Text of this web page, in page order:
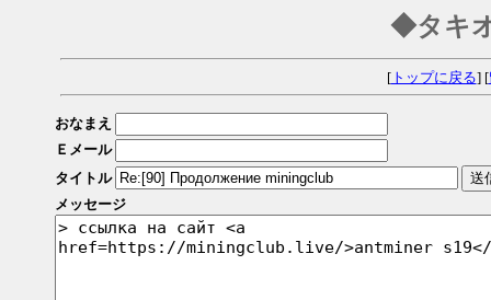
◆タキ
[トップに戻る] [
おなまえ
Ｅメール
タイトル
メッセージ